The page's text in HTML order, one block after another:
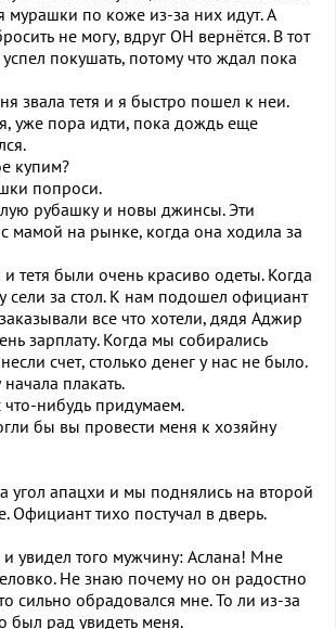
мурашки по коже из-за них идут. А
не могу, вдруг ОН вернётся. В тот
покушать, потому что ждал пока
звала тетя и я быстро пошел к неи.
уже пора идти, пока дождь еще
купим?
попроси.
рубашку и новы джинсы. Эти
мамой на рынке, когда она ходила за
тетя были очень красиво одеты. Когда
сели за стол. К нам подошел официант
все что хотели, дядя Аджир
зарплату. Когда мы собирались
счет, столько денег у нас не было.
плакать.
что-нибудь придумаем.
бы вы провести меня к хозяйну
угол апацхи и мы поднялись на второй
Официант тихо постучал в дверь.
увидел того мужчину: Аслана! Мне
Не знаю почему но он радостно
сильно обрадовался мне. То ли из-за
был рад увидеть меня.